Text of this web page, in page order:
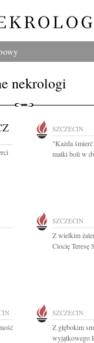
nekrologi
SZCZECIN
"Każda
matki boli w
SZCZECIN
Z wielkim
Ciocię Teresę
SZCZECIN
Z głębokim
wyjątkowego